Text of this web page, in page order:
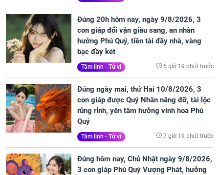
Đúng 20h hôm nay, ngày 9/8/2026, 3
con giáp đổi vận giàu sang, an nhàn
hưởng Phú Quý, tiền tài đầy nhà, vàng
bạc đầy két
Tâm linh - Tử vi 6 giờ 19 phút trước
Đúng ngày mai, thứ Hai 10/8/2026, 3
con giáp được Quý Nhân nâng đỡ, tài lộc
rủng rỉnh, yên tâm hưởng vinh hoa Phú
Quý
Tâm linh - Tử vi 7 giờ 19 phút trước
Đúng hôm nay, Chủ Nhật ngày 9/8/2026,
3 con giáp Phú Quý Vượng Phát, hưởng